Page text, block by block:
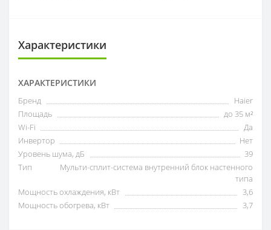
Характеристики
ХАРАКТЕРИСТИКИ
Бренд
Haier
Площадь
до 35 м²
Wi-Fi
Да
Инвертор
Нет
Уровень шума, дБ
39
Тип
Мульти-сплит-система внутренний блок настенного
типа
Мощность охлаждения, кВт
3,6
Мощность обогрева, кВт
3,7